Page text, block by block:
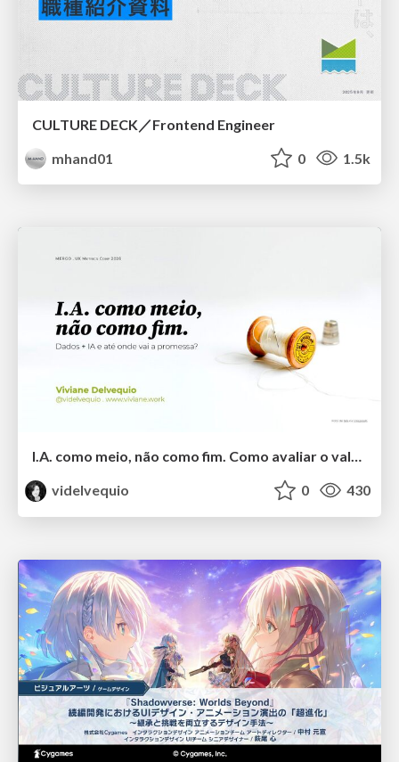
CULTURE DECK／Frontend Engineer
mhand01
0 1.5k
I.A. como meio, não como fim. Como avaliar o valor entregue?
videlvequio
0 430